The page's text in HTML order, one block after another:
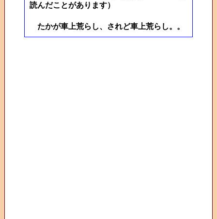
読んだことがあります）
たかが車上荒らし、されど車上荒らし。。